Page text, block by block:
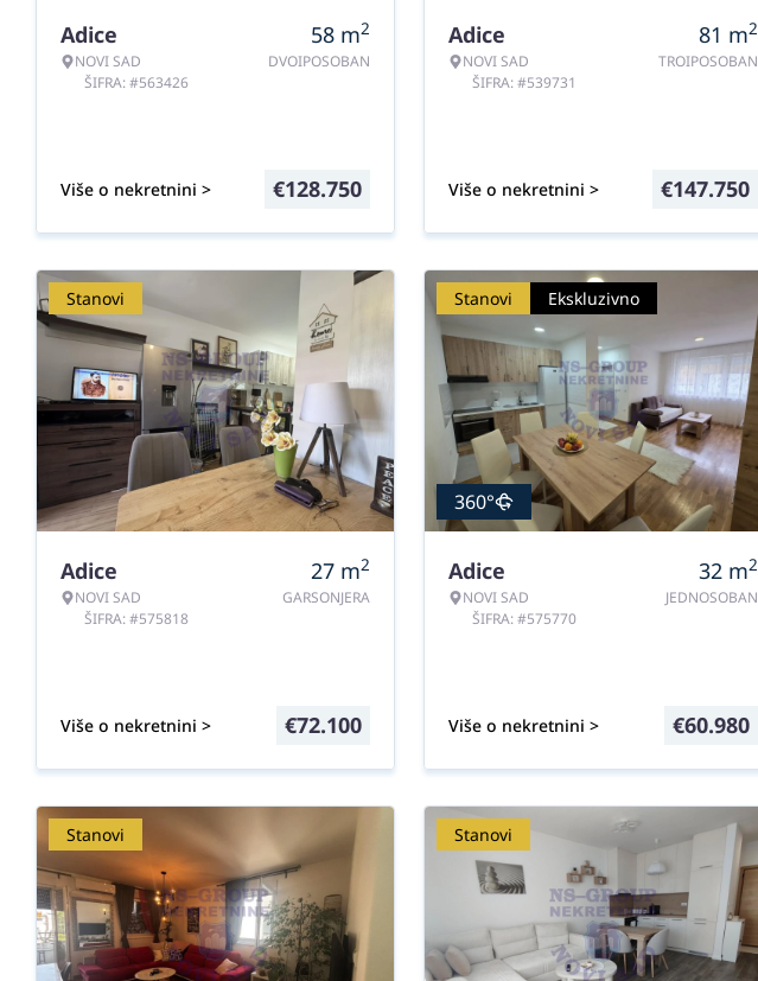
Adice
NOVI SAD
ŠIFRA: #563426
58 m2
DVOIPOSOBAN
Više o nekretnini > €128.750
Adice
NOVI SAD
ŠIFRA: #539731
81 m2
TROIPOSOBAN
Više o nekretnini > €147.750
Stanovi
Adice
NOVI SAD
ŠIFRA: #575818
27 m2
GARSONJERA
Više o nekretnini > €72.100
Stanovi Ekskluzivno
360°
Adice
NOVI SAD
ŠIFRA: #575770
32 m2
JEDNOSOBAN
Više o nekretnini > €60.980
Stanovi Stanovi